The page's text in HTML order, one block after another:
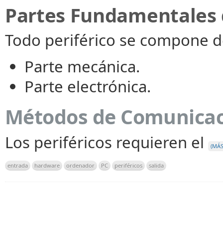
Partes
Todo periférico se compone
Parte mecánica.
Parte electrónica.
Métodos de
Los periféricos requieren el
entrada hardware ordenador PC periféricos salida